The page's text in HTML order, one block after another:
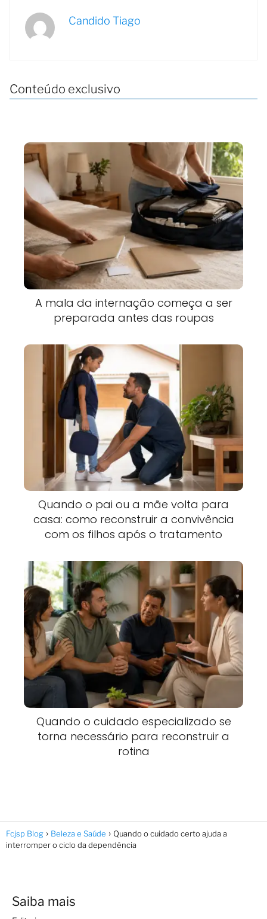
Candido Tiago
Conteúdo exclusivo
A mala da internação começa a ser
preparada antes das roupas
Quando o pai ou a mãe volta para
casa: como reconstruir a convivência
com os filhos após o tratamento
Quando o cuidado especializado se
torna necessário para reconstruir a
rotina
Fcjsp Blog Beleza e Saúde
Quando o cuidado certo ajuda a
interromper o ciclo da dependência
Saiba mais